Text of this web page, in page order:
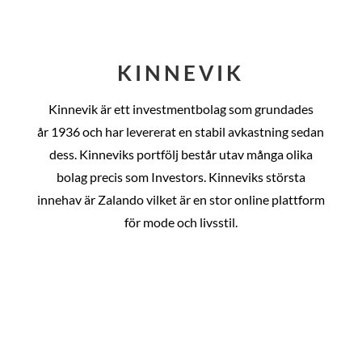
KINNEVIK
Kinnevik är ett investmentbolag som grundades
år 1936 och har levererat en stabil avkastning sedan
dess. Kinneviks portfölj består utav många olika
bolag precis som Investors. Kinneviks största
innehav är Zalando vilket är en stor online plattform
för mode och livsstil.